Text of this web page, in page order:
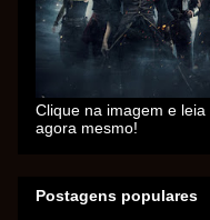
Clique na imagem e leia
agora mesmo!
Postagens populares